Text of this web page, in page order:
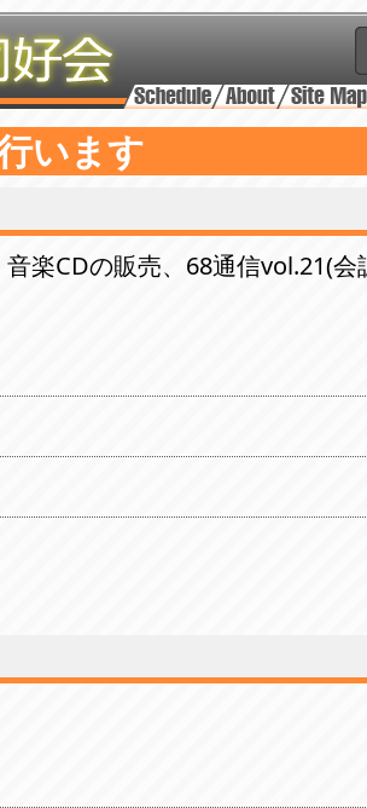
います
楽CDの販売、68通信vol.21(会